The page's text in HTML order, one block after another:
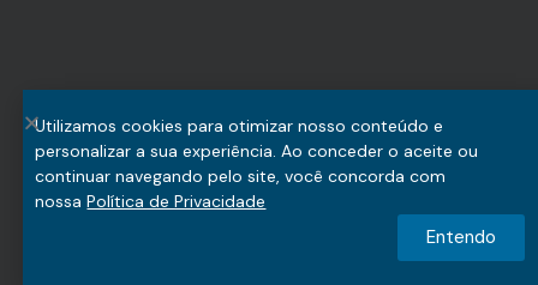
Utilizamos cookies para otimizar nosso conteúdo e
personalizar a sua experiência. Ao conceder o aceite ou
continuar navegando pelo site, você concorda com
nossaPolítica de Privacidade
Entendo